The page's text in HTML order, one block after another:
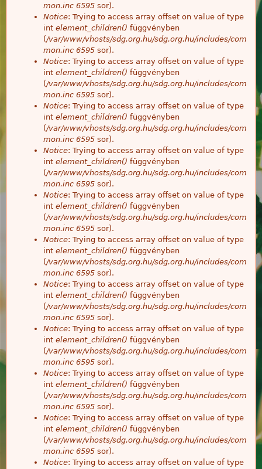
mon.inc 6595 sor).
Notice: Trying to access array offset on value of type
int element_children() függvényben
(/var/www/vhosts/sdg.org.hu/sdg.org.hu/includes/com
mon.inc 6595 sor).
Notice: Trying to access array offset on value of type
int element_children() függvényben
(/var/www/vhosts/sdg.org.hu/sdg.org.hu/includes/com
mon.inc 6595 sor).
Notice: Trying to access array offset on value of type
int element_children() függvényben
(/var/www/vhosts/sdg.org.hu/sdg.org.hu/includes/com
mon.inc 6595 sor).
Notice: Trying to access array offset on value of type
int element_children() függvényben
(/var/www/vhosts/sdg.org.hu/sdg.org.hu/includes/com
mon.inc 6595 sor).
Notice: Trying to access array offset on value of type
int element_children() függvényben
(/var/www/vhosts/sdg.org.hu/sdg.org.hu/includes/com
mon.inc 6595 sor).
Notice: Trying to access array offset on value of type
int element_children() függvényben
(/var/www/vhosts/sdg.org.hu/sdg.org.hu/includes/com
mon.inc 6595 sor).
Notice: Trying to access array offset on value of type
int element_children() függvényben
(/var/www/vhosts/sdg.org.hu/sdg.org.hu/includes/com
mon.inc 6595 sor).
Notice: Trying to access array offset on value of type
int element_children() függvényben
(/var/www/vhosts/sdg.org.hu/sdg.org.hu/includes/com
mon.inc 6595 sor).
Notice: Trying to access array offset on value of type
int element_children() függvényben
(/var/www/vhosts/sdg.org.hu/sdg.org.hu/includes/com
mon.inc 6595 sor).
Notice: Trying to access array offset on value of type
int element_children() függvényben
(/var/www/vhosts/sdg.org.hu/sdg.org.hu/includes/com
mon.inc 6595 sor).
Notice: Trying to access array offset on value of type